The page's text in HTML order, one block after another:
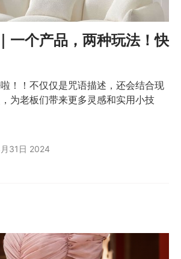
一个产品，两种玩法！快
！！不仅仅是咒语描述，还会结合现
为老板们带来更多灵感和实用小技
31日 2024